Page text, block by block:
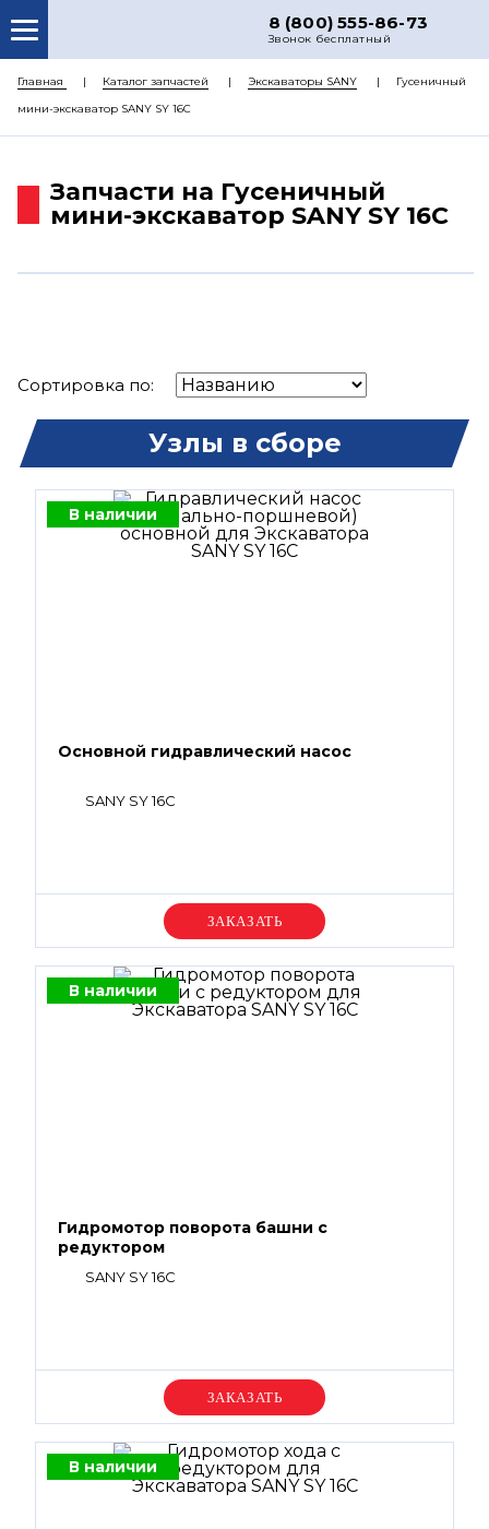
8 (800) 555-86-73
Звонок бесплатный
О НАС
КАТАЛОГ ЗАПЧАСТЕЙ
ДОСТАВКА
Главная Каталог запчастей Экскаваторы SANY
Гусеничный
мини-экскаватор SANY SY 16C
Запчасти на Гусеничный
мини-экскаватор SANY SY 16C
Сортировка по:
Узлы в сборе
В наличии
Основной гидравлический насос
SANY SY 16C
Уточняйте цену
В наличии
Гидромотор поворота башни с
редуктором
SANY SY 16C
Уточняйте цену
В наличии